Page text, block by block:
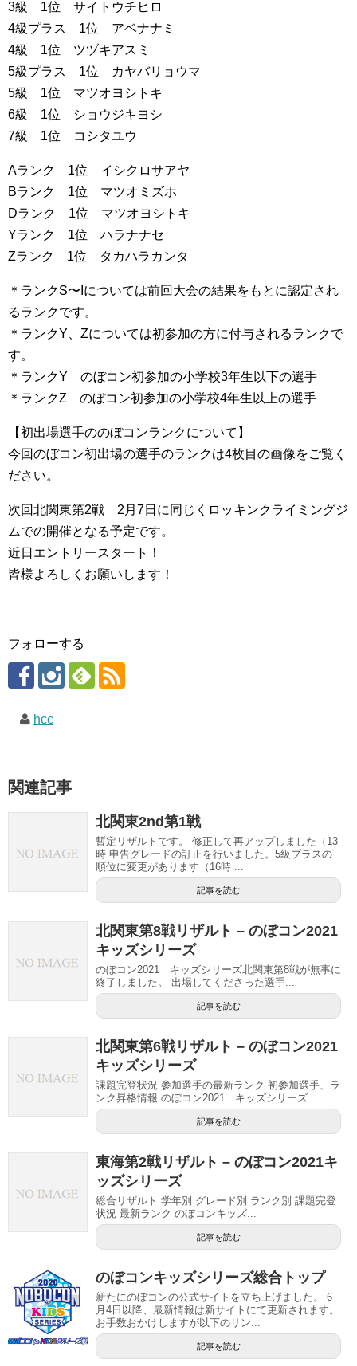
3級 1位 サイトウチヒロ
4級プラス 1位 アベナナミ
4級 1位 ツヅキアスミ
5級プラス 1位 カヤバリョウマ
5級 1位 マツオヨシトキ
6級 1位 ショウジキヨシ
7級 1位 コシタユウ
Aランク 1位 イシクロサアヤ
Bランク 1位 マツオミズホ
Dランク 1位 マツオヨシトキ
Yランク 1位 ハラナナセ
Zランク 1位 タカハラカンタ
＊ランクS〜Iについては前回大会の結果をもとに認定され
るランクです。
＊ランクY、Zについては初参加の方に付与されるランクで
す。
＊ランクY のぼコン初参加の小学校3年生以下の選手
＊ランクZ のぼコン初参加の小学校4年生以上の選手
【初出場選手ののぼコンランクについて】
今回のぼコン初出場の選手のランクは4枚目の画像をご覧く
ださい。
次回北関東第2戦 2月7日に同じくロッキンクライミングジ
ムでの開催となる予定です。
近日エントリースタート！
皆様よろしくお願いします！
フォローする
hcc
関連記事
北関東2nd第1戦
暫定リザルトです。 修正して再アップしました（13
時 申告グレードの訂正を行いました。5級プラスの
順位に変更があります（16時 ...
記事を読む
北関東第8戦リザルト – のぼコン2021
キッズシリーズ
のぼコン2021 キッズシリーズ北関東第8戦が無事に
終了しました。 出場してくださった選手...
記事を読む
北関東第6戦リザルト – のぼコン2021
キッズシリーズ
課題完登状況 参加選手の最新ランク 初参加選手、ラ
ンク昇格情報 のぼコン2021 キッズシリーズ ...
記事を読む
東海第2戦リザルト – のぼコン2021キ
ッズシリーズ
総合リザルト 学年別 グレード別 ランク別 課題完登
状況 最新ランク のぼコンキッズ...
記事を読む
のぼコンキッズシリーズ総合トップ
新たにのぼコンの公式サイトを立ち上げました。 6
月4日以降、最新情報は新サイトにて更新されます。
お手数おかけしますが以下のリン...
記事を読む